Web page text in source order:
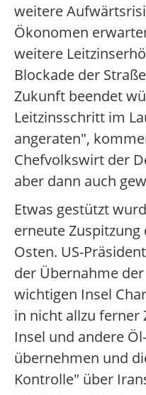
weitere
Ökonomen
weitere
Blockade der
Zukunft beendet
Leitzinsschritt im
angeraten",
Chefvolkswirt der
aber dann auch
Etwas gestützt
erneute Zuspitzung
Osten. US-
der Übernahme
wichtigen Insel
in nicht allzu
Insel und andere
übernehmen und
Kontrolle" über